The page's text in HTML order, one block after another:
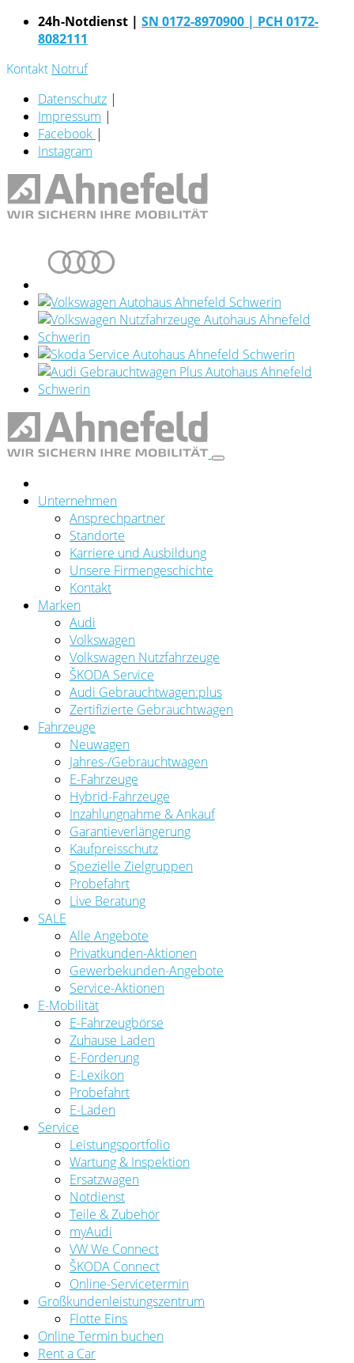
24h-Notdienst | SN 0172-8970900 | PCH 0172-
8082111
Kontakt Notruf
Datenschutz |
Impressum |
Facebook |
Instagram
Unternehmen
Ansprechpartner
Standorte
Karriere und Ausbildung
Unsere Firmengeschichte
Kontakt
Marken
Audi
Volkswagen
Volkswagen Nutzfahrzeuge
ŠKODA Service
Audi Gebrauchtwagen:plus
Zertifizierte Gebrauchtwagen
Fahrzeuge
Neuwagen
Jahres-/Gebrauchtwagen
E-Fahrzeuge
Hybrid-Fahrzeuge
Inzahlungnahme & Ankauf
Garantieverlängerung
Kaufpreisschutz
Spezielle Zielgruppen
Probefahrt
Live Beratung
SALE
Alle Angebote
Privatkunden-Aktionen
Gewerbekunden-Angebote
Service-Aktionen
E-Mobilität
E-Fahrzeugbörse
Zuhause Laden
E-Förderung
E-Lexikon
Probefahrt
E-Laden
Service
Leistungsportfolio
Wartung & Inspektion
Ersatzwagen
Notdienst
Teile & Zubehör
myAudi
VW We Connect
ŠKODA Connect
Online-Servicetermin
Großkundenleistungszentrum
Flotte Eins
Online Termin buchen
Rent a Car